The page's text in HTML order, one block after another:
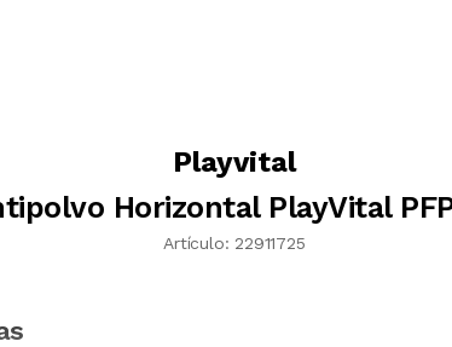
Playvital
Horizontal PlayVital
Artículo: 22911725